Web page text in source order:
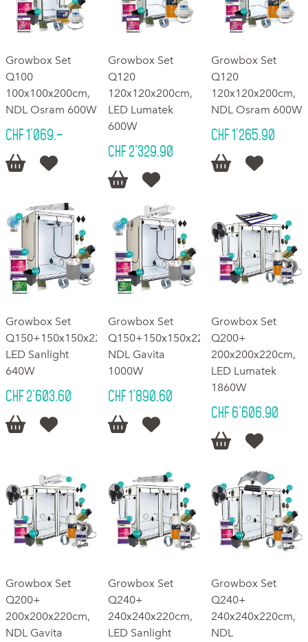
Growbox Set
Q100
100x100x200cm,
NDL Osram 600W
CHF 1'069.–
 
Growbox Set
Q120
120x120x200cm,
LED Lumatek
600W
CHF 2'329.90
 
Growbox Set
Q120
120x120x200cm,
NDL Osram 600W
CHF 1'265.90
 
Growbox Set
Q150+150x150x220cm,
LED Sanlight
640W
CHF 2'603.60
 
Growbox Set
Q150+150x150x220cm,
NDL Gavita
1000W
CHF 1'890.60
 
Growbox Set
Q200+
200x200x220cm,
LED Lumatek
1860W
CHF 6'606.90
 
Growbox Set
Q200+
200x200x220cm,
NDL Gavita
Growbox Set
Q240+
240x240x220cm,
LED Sanlight
Growbox Set
Q240+
240x240x220cm,
NDL